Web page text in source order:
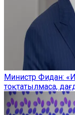
Министр Фидан:
тоқтатылмаса,